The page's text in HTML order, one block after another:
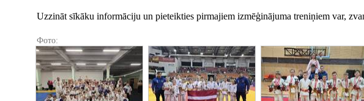
Uzzināt sīkāku informāciju un pieteikties pirmajiem izmēģinājuma treniņiem var,
Фото: